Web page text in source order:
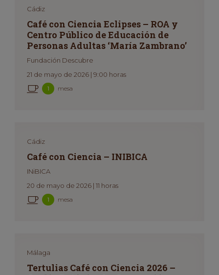
Cádiz
Café con Ciencia Eclipses – ROA y
Centro Público de Educación de
Personas Adultas ‘María Zambrano’
Fundación Descubre
21 de mayo de 2026 | 9:00 horas
1 mesa
Cádiz
Café con Ciencia – INIBICA
INiBICA
20 de mayo de 2026 | 11 horas
1 mesa
Málaga
Tertulias Café con Ciencia 2026 –